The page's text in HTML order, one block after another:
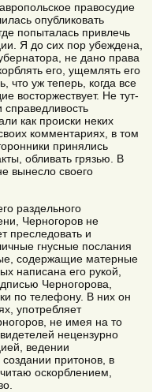
правосудие
опубликовать
попыталась привлечь
Я до сих пор убеждена,
не дано права
его, ущемлять его
что уж теперь, когда все
восторжествует. Не тут-
как происки неких
комментариях, в том
принялись
обливать грязью. В
вынесло своего
раздельного
Черногоров не
преследовать и
гнусные послания
содержащие матерные
написана его рукой,
Черногорова,
по телефону. В них он
употребляет
не имея на то
нецензурно
ведении
притонов, в
оскорблением,